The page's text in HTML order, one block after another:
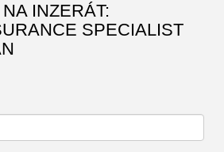
INZERÁT:
SPECIALIST